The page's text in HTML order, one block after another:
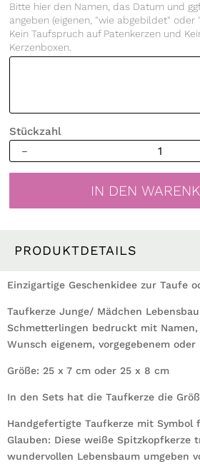
Bitte hier den Namen, das Datum und
angeben (eigenen, "wie abgebildet" oder
Kein Taufspruch auf Patenkerzen und
Kerzenboxen.
Stückzahl
Lebensbaum
Schmetterlinge
mit
Datum
und
Taufspruch
IN DEN
PRODUKTDETAILS
Einzigartige Geschenkidee zur Taufe
Taufkerze Junge/ Mädchen
Schmetterlingen bedruckt mit
Wunsch eigenem, vorgegebenem
Größe: 25 x 7 cm oder 25 x 8 cm
In den Sets hat die Taufkerze die
Handgefertigte Taufkerze mit
Glauben: Diese weiße Spitzkopfkerze
wundervollen Lebensbaum umgeben